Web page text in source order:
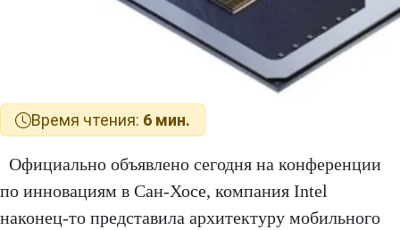
Время чтения: 6 мин.
Официально объявлено сегодня на конференции
по инновациям в Сан-Хосе, компания Intel
наконец-то представила архитектуру мобильного